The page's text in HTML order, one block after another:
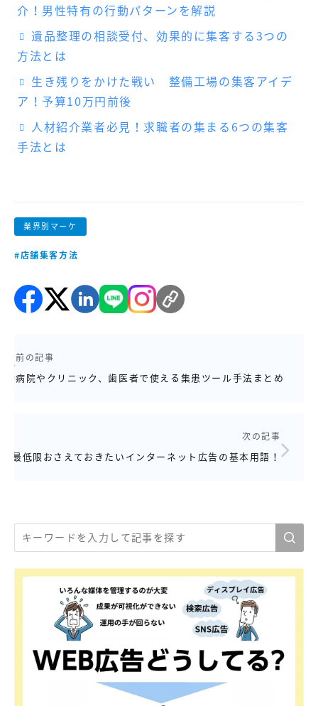
業界別マーケ
#店舗集客方法
前の記事
病院やクリニック、歯医者で使える集患ツール手法まとめ
次の記事
最低限おさえておきたいインターネット広告の基本用語！
介！男性特有の行動パターンを解説
遺品整理の相談受付、効果的に集客する3つの
方法とは
生き残りをかけた戦い 整備工場の集客アイデ
ア！予算10万円前後
人材紹介業者必見！求職者の集まる6つの集客
手法とは